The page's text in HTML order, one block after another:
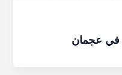
في عجمان